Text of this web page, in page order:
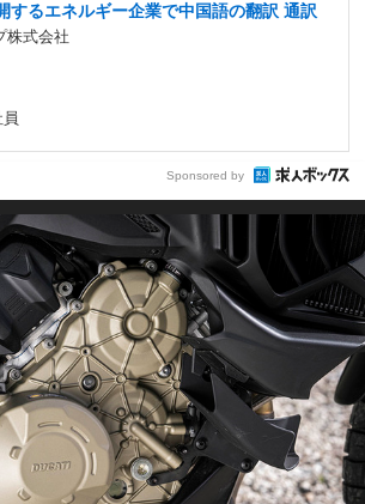
するエネルギー企業で中国語の翻訳 通訳
株式会社
Sponsored by